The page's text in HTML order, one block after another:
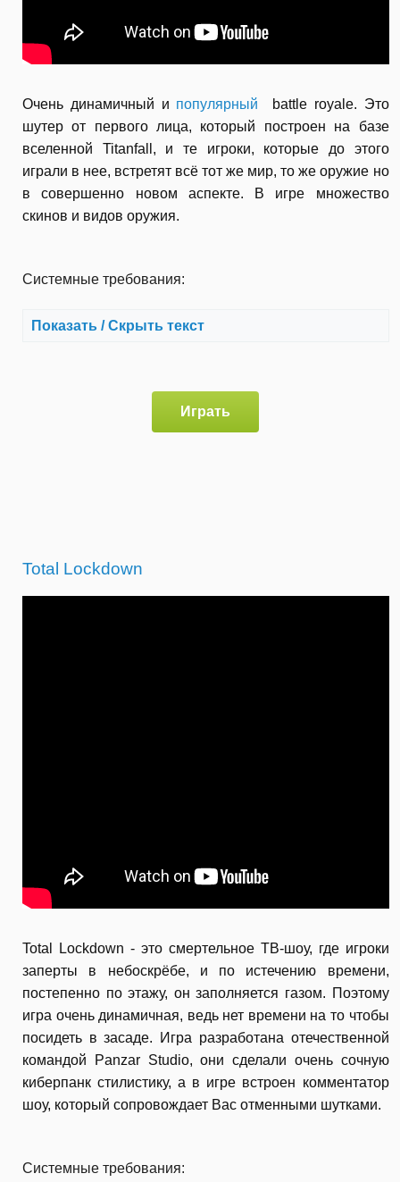
Очень динамичный и популярный battle royale. Это
шутер от первого лица, который построен на базе
вселенной Titanfall, и те игроки, которые до этого
играли в нее, встретят всё тот же мир, то же оружие но
в совершенно новом аспекте. В игре множество
скинов и видов оружия.
Системные требования:
Показать / Скрыть текст
Играть
Total Lockdown
Total Lockdown - это смертельное ТВ-шоу, где игроки
заперты в небоскрёбе, и по истечению времени,
постепенно по этажу, он заполняется газом. Поэтому
игра очень динамичная, ведь нет времени на то чтобы
посидеть в засаде. Игра разработана отечественной
командой Panzar Studio, они сделали очень сочную
киберпанк стилистику, а в игре встроен комментатор
шоу, который сопровождает Вас отменными шутками.
Системные требования: